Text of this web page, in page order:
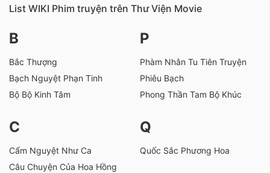
List WIKI Phim truyện trên Thư Viện Movie
B
Bắc Thượng
Bạch Nguyệt Phạn Tinh
Bộ Bộ Kinh Tâm
C
Cẩm Nguyệt Như Ca
Câu Chuyện Của Hoa Hồng
P
Phàm Nhân Tu Tiên Truyện
Phiêu Bạch
Phong Thần Tam Bộ Khúc
Q
Quốc Sắc Phương Hoa